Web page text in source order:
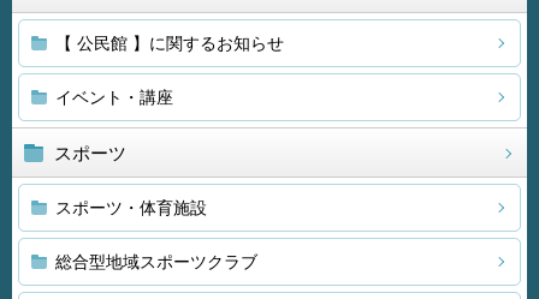
【 公民館 】に関するお知らせ
イベント・講座
スポーツ
スポーツ・体育施設
総合型地域スポーツクラブ